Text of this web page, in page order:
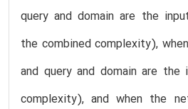
query and domain are the
the combined complexity),
and query and domain are
complexity), and when the